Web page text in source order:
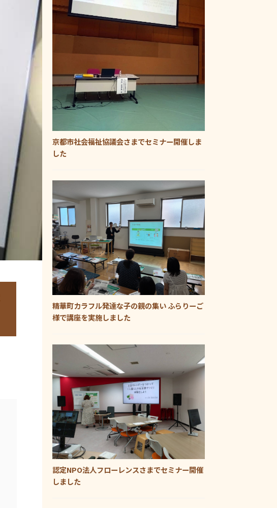
京都市社会福祉協議会さまでセミナー開催しま
した
精華町カラフル発達な子の親の集い ふらりーご
様で講座を実施しました
認定NPO法人フローレンスさまでセミナー開催
しました